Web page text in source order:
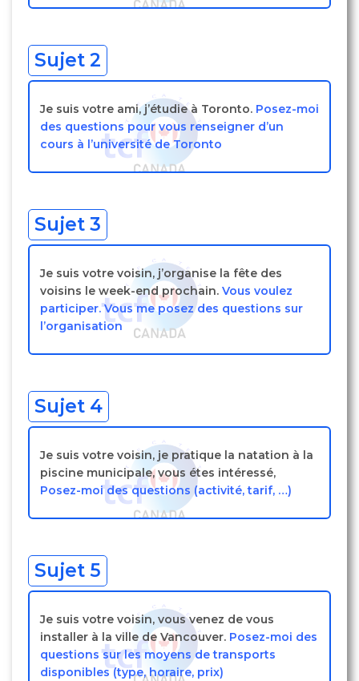
Sujet 2
Je suis votre ami, j’étudie à Toronto. Posez-moi
des questions pour vous renseigner d’un
cours à l’université de Toronto
Sujet 3
Je suis votre voisin, j’organise la fête des
voisins le week-end prochain. Vous voulez
participer. Vous me posez des questions sur
l’organisation
Sujet 4
Je suis votre voisin, je pratique la natation à la
piscine municipale, vous étes intéressé,
Posez-moi des questions (activité, tarif, …)
Sujet 5
Je suis votre voisin, vous venez de vous
installer à la ville de Vancouver. Posez-moi des
questions sur les moyens de transports
disponibles (type, horaire, prix)